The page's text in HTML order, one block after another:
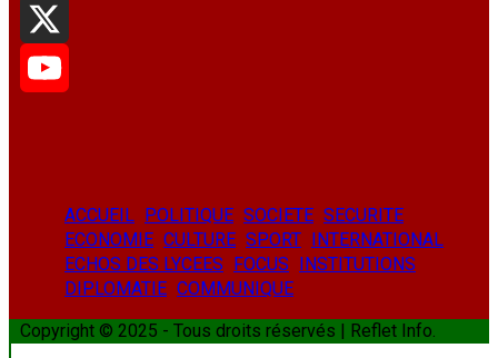
Facebook
X
ACCUEIL POLITIQUE SOCIETE SECURITE
ECONOMIE CULTURE SPORT INTERNATIONAL
ECHOS DES LYCEES FOCUS INSTITUTIONS
DIPLOMATIE COMMUNIQUE
Copyright © 2025 - Tous droits réservés | Reflet Info.